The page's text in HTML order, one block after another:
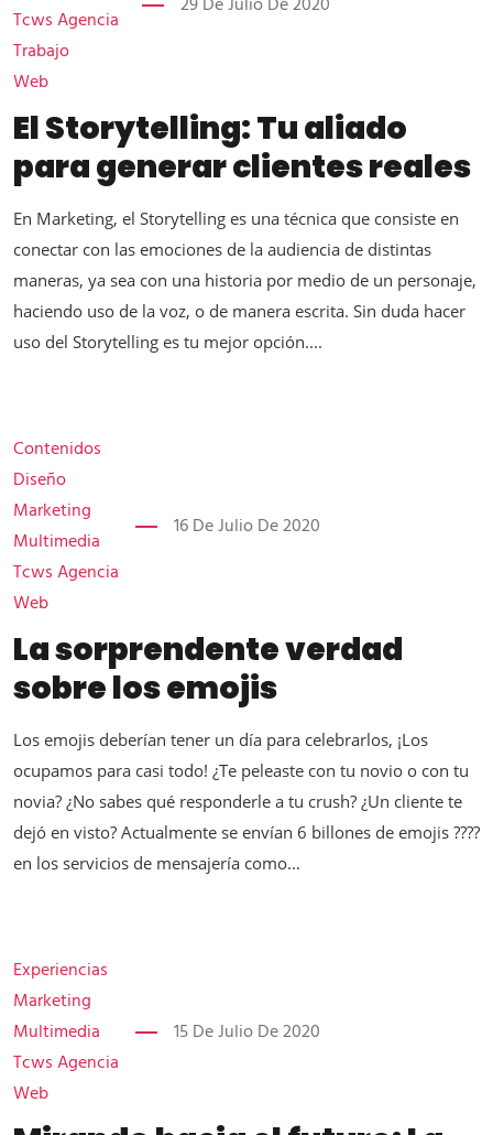
Tcws Agencia
Trabajo
Web
El Storytelling: Tu aliado
para generar clientes reales
En Marketing, el Storytelling es una técnica que consiste en
conectar con las emociones de la audiencia de distintas
maneras, ya sea con una historia por medio de un personaje,
haciendo uso de la voz, o de manera escrita. Sin duda hacer
uso del Storytelling es tu mejor opción....
Contenidos
Diseño
Marketing
Multimedia
Tcws Agencia
Web
16 De Julio De 2020
La sorprendente verdad
sobre los emojis
Los emojis deberían tener un día para celebrarlos, ¡Los
ocupamos para casi todo! ¿Te peleaste con tu novio o con tu
novia? ¿No sabes qué responderle a tu crush? ¿Un cliente te
dejó en visto? Actualmente se envían 6 billones de emojis ????
en los servicios de mensajería como...
Experiencias
Marketing
Multimedia
Tcws Agencia
Web
15 De Julio De 2020